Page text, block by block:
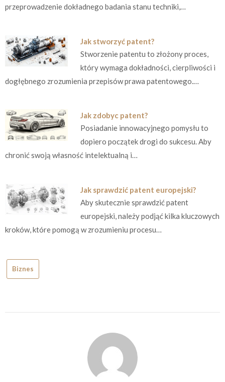
przeprowadzenie dokładnego badania stanu techniki,…
Jak stworzyć patent?
Stworzenie patentu to złożony proces,
który wymaga dokładności, cierpliwości i
dogłębnego zrozumienia przepisów prawa patentowego.…
Jak zdobyc patent?
Posiadanie innowacyjnego pomysłu to
dopiero początek drogi do sukcesu. Aby
chronić swoją własność intelektualną i…
Jak sprawdzić patent europejski?
Aby skutecznie sprawdzić patent
europejski, należy podjąć kilka kluczowych
kroków, które pomogą w zrozumieniu procesu…
Biznes